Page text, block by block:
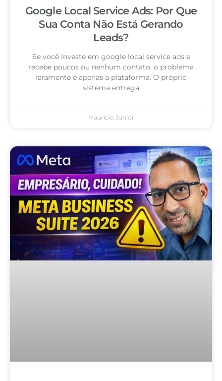
Google Local Service Ads: Por Que
Sua Conta Não Está Gerando
Leads?
Se você investe em google local service ads e
recebe poucos ou nenhum contato, o problema
raramente é apenas a plataforma. O próprio
sistema entrega
Mauricio Junior